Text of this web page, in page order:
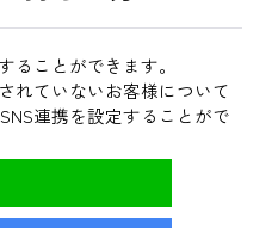
ることができます。
れていないお客様について
連携を設定することがで